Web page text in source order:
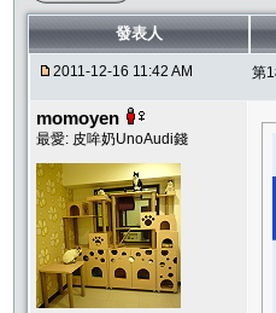
發表人
2011-12-16 11:42 AM 第1
momoyen
最愛: 皮哞奶UnoAudi錢